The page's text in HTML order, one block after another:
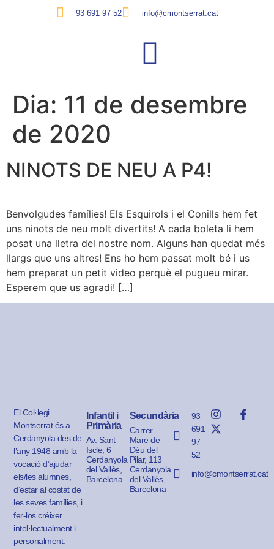
93 691 97 52 info@cmontserrat.cat
Dia: 11 de desembre
de 2020
NINOTS DE NEU A P4!
Benvolgudes famílies! Els Esquirols i el Conills hem fet
uns ninots de neu molt divertits! A cada boleta li hem
posat una lletra del nostre nom. Alguns han quedat més
llargs que uns altres! Ens ho hem passat molt bé i us
hem preparat un petit video perquè el pugueu mirar.
Esperem que us agradi! […]
El Col·legi
Montserrat és a
Cerdanyola des de
l’any 1948 amb la
vocació d’ajudar
els/les alumnes,
d’estar al costat de
les seves famílies, i
fer-los créixer
intel·lectualment i
personalment.
Infantil i
Primària
Av. Sant
Iscle, 6
Cerdanyola
del Vallès,
Barcelona
Secundària
Carrer
Mare de
Déu del
Pilar, 113
Cerdanyola
del Vallès,
Barcelona
93
691
97
52
info@cmontserrat.cat